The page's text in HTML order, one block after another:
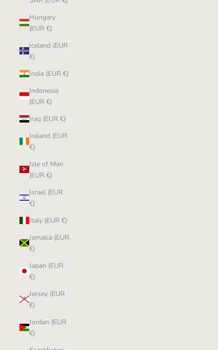
Hungary
(EUR €)
Iceland (EUR
€)
India (EUR €)
Indonesia
(EUR €)
Iraq (EUR €)
Ireland (EUR
€)
Isle of Man
(EUR €)
Israel (EUR
€)
Italy (EUR €)
Jamaica (EUR
€)
Japan (EUR
€)
Jersey (EUR
€)
Jordan (EUR
€)